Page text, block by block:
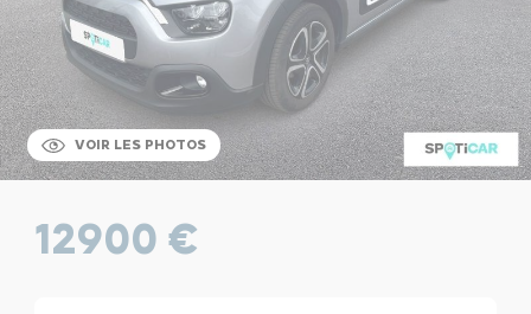
VOIR LES PHOTOS
12900 €